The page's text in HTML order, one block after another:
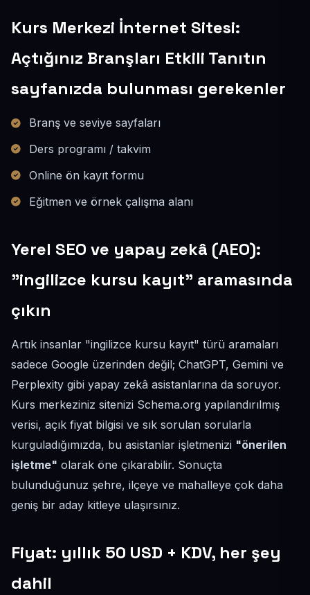
Kurs Merkezi İnternet Sitesi:
Açtığınız Branşları Etkili Tanıtın
sayfanızda bulunması gerekenler
Branş ve seviye sayfaları
Ders programı / takvim
Online ön kayıt formu
Eğitmen ve örnek çalışma alanı
Yerel SEO ve yapay zekâ (AEO):
"ingilizce kursu kayıt" aramasında
çıkın
Artık insanlar "ingilizce kursu kayıt" türü aramaları
sadece Google üzerinden değil; ChatGPT, Gemini ve
Perplexity gibi yapay zekâ asistanlarına da soruyor.
Kurs merkeziniz sitenizi Schema.org yapılandırılmış
verisi, açık fiyat bilgisi ve sık sorulan sorularla
kurguladığımızda, bu asistanlar işletmenizi "önerilen
işletme" olarak öne çıkarabilir. Sonuçta
bulunduğunuz şehre, ilçeye ve mahalleye çok daha
geniş bir aday kitleye ulaşırsınız.
Fiyat: yıllık 50 USD + KDV, her şey
dahil